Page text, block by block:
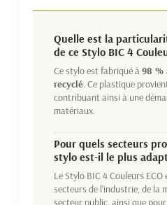
Quelle est la
de ce Stylo BIC 4
Ce stylo est fabriqué à98 %
recyclé. Ce plastique
contribuant ainsi à une
matériaux.
Pour quels secteurs
stylo est-il le plus
Le Stylo BIC 4 Couleurs
secteurs de l'industrie, de la
secteur public, ainsi que